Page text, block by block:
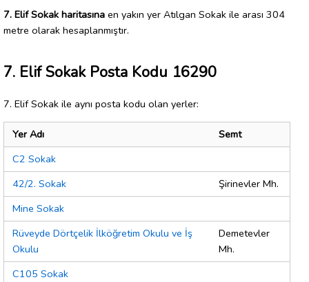
7. Elif Sokak haritasına en yakın yer Atılgan Sokak ile arası 304
metre olarak hesaplanmıştır.
7. Elif Sokak Posta Kodu 16290
7. Elif Sokak ile aynı posta kodu olan yerler:
Yer Adı
Semt
C2 Sokak
42/2. Sokak
Şirinevler Mh.
Mine Sokak
Rüveyde Dörtçelik İlköğretim Okulu ve İş
Okulu
Demetevler
Mh.
C105 Sokak